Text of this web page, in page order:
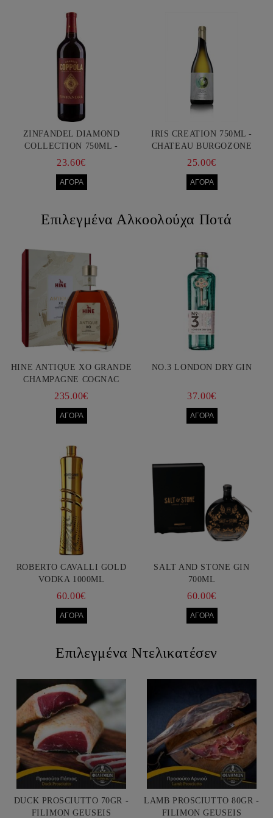
ZINFANDEL DIAMOND
COLLECTION 750ML -
FRANCIS FORD COPPOLA
23.60€
IRIS CREATION 750ML -
CHATEAU BURGOZONE
25.00€
Επιλεγμένα Αλκοολούχα Ποτά
HINE ANTIQUE XO GRANDE
CHAMPAGNE COGNAC
750ML
235.00€
NO.3 LONDON DRY GIN
37.00€
ROBERTO CAVALLI GOLD
VODKA 1000ML
60.00€
SALT AND STONE GIN
700ML
60.00€
Επιλεγμένα Ντελικατέσεν
DUCK PROSCIUTTO 70GR -
FILIMON GEUSEIS
LAMB PROSCIUTTO 80GR -
FILIMON GEUSEIS